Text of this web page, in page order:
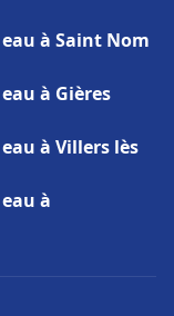
à Saint Nom
à Gières
à Villers lès
à